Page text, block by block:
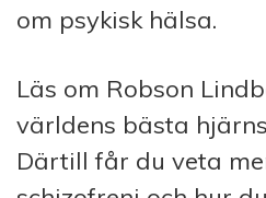
om psykisk hälsa.
Läs om Robson
världens bästa
Därtill får du veta